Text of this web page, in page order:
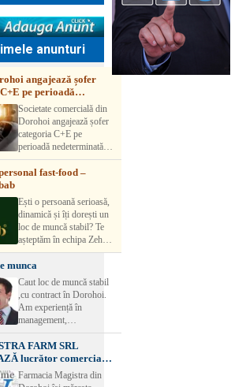
anunturi
angajează șofer
pe perioadă
Societate comercială din
Dorohoi angajează șofer
categoria C+E pe
perioadă nedeterminată.
Candidatul trebuie să
aibă experiență și atestat
detalii, vă rog să sunați la
numărul de telefon.
fast-food –
Ești o persoană serioasă,
dinamică și îți dorești un
loc de muncă stabil? Te
așteptăm în echipa Zehab
Kebab! Posturi
disponibile: -
SHAORMAR AJUTOR
BUCATAR 2/posturi -
LUCRATOR
COMERCIAL
VANZATOR /2 posturi
OFERIM : Contract de
muncă Program flexibil
Salariu motivant, în
funcție de experienț
munca
Caut loc de muncă stabil
,cu contract în Dorohoi.
Am experiență în
management,
contabilitate, ospătărie .
Rog seriozitate
FARM SRL
lucrător comercial –
Farmacia Magistra din